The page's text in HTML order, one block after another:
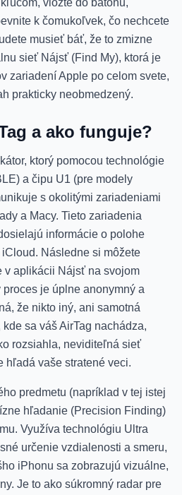
k čomukoľvek, čo nechcete
musieť báť, že to zmizne
sieť Nájsť (Find My), ktorá je
zariadení Apple po celom svete,
prakticky neobmedzený.
a ako funguje?
ktorý pomocou technológie
a čipu U1 (pre modely
s okolitými zariadeniami
a Macy. Tieto zariadenia
informácie o polohe
Následne si môžete
v aplikácii Nájsť na svojom
je úplne anonymný a
že nikto iný, ani samotná
sa váš AirTag nachádza,
rozsiahla, neviditeľná sieť
hľadá vaše stratené veci.
predmetu (napríklad v tej istej
hľadanie (Precision Finding)
Využíva technológiu Ultra
určenie vzdialenosti a smeru,
iPhonu sa zobrazujú vizuálne,
Je to ako súkromný radar pre